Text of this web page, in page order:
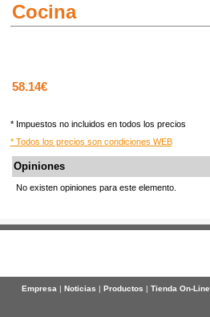
Cocina
58.14€
* Impuestos no incluidos en todos los precios
* Todos los precios son condiciones WEB
Opiniones
No existen opiniones para este elemento.
Empresa| Noticias | Productos | Tienda On-Line